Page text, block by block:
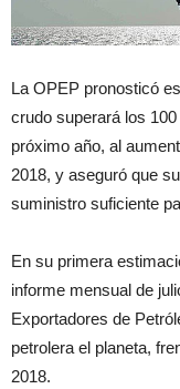
La OPEP pronosticó
crudo superará los
próximo año, al
2018, y aseguró que
suministro suficiente
En su primera
informe mensual de
Exportadores de
petrolera el planeta,
2018.